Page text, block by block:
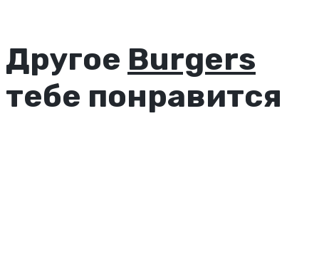
Другое Burgers
тебе понравится